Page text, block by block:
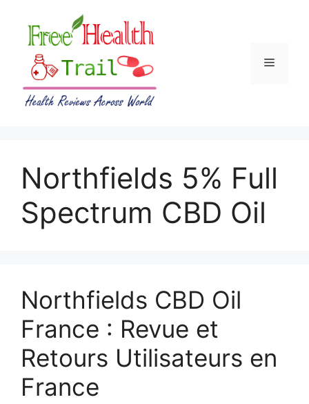
content
Menu
Northfields 5% Full
Spectrum CBD Oil
Northfields CBD Oil
France : Revue et
Retours Utilisateurs en
France